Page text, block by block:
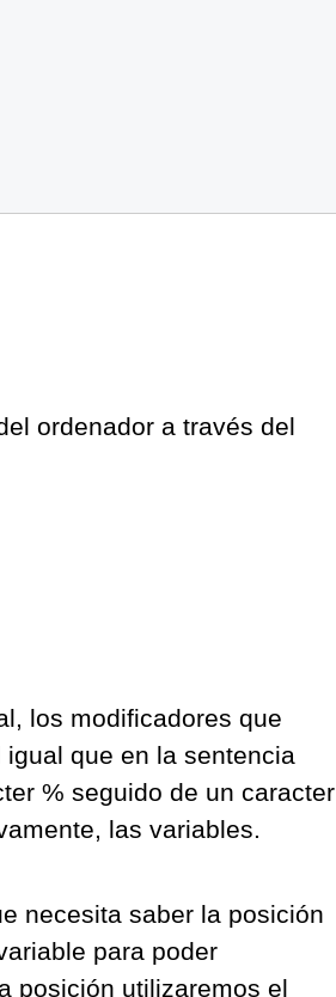
ordenador a través del
los modificadores que
que en la sentencia
% seguido de un caracter
las variables.
necesita saber la posición
para poder
posición utilizaremos el